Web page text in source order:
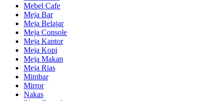
Mebel Cafe
Meja Bar
Meja Belajar
Meja Console
Meja Kantor
Meja Kopi
Meja Makan
Meja Rias
Mimbar
Mirror
Nakas